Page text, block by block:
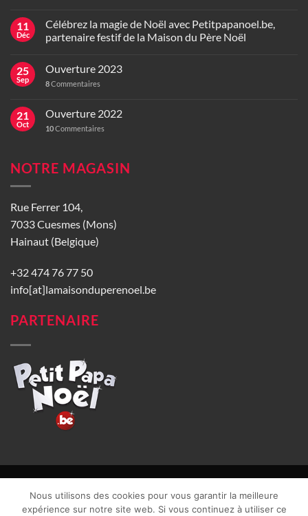
11
Déc
Célébrez la magie de Noël avec Petitpapanoel.be,
partenaire festif de la Maison du Père Noël
25
Sep
Ouverture 2023
8Commentaires
21
Oct
Ouverture 2022
10Commentaires
NOTRE MAGASIN
Rue Ferrer 104,
7033 Cuesmes (Mons)
Hainaut (Belgique)
+32 474 76 77 50
info[at]lamaisonduperenoel.be
PARTENAIRE
CGU| Vie privée| TVA : BE0840965749 | Site web réalisé par
Nous utilisons des cookies pour vous garantir la meilleure
expérience sur notre site web. Si vous continuez à utiliser ce